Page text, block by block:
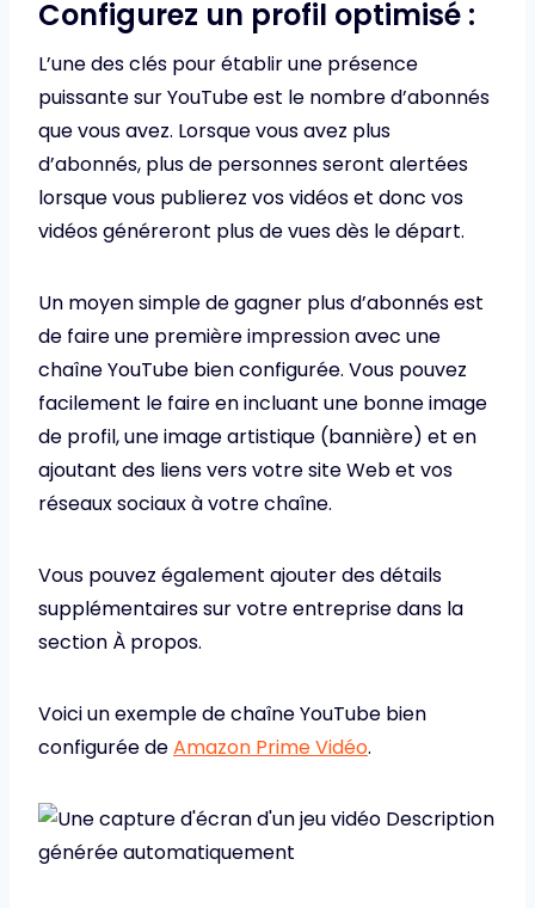
Configurez un profil optimisé :
L’une des clés pour établir une présence
puissante sur YouTube est le nombre d’abonnés
que vous avez. Lorsque vous avez plus
d’abonnés, plus de personnes seront alertées
lorsque vous publierez vos vidéos et donc vos
vidéos généreront plus de vues dès le départ.
Un moyen simple de gagner plus d’abonnés est
de faire une première impression avec une
chaîne YouTube bien configurée. Vous pouvez
facilement le faire en incluant une bonne image
de profil, une image artistique (bannière) et en
ajoutant des liens vers votre site Web et vos
réseaux sociaux à votre chaîne.
Vous pouvez également ajouter des détails
supplémentaires sur votre entreprise dans la
section À propos.
Voici un exemple de chaîne YouTube bien
configurée deAmazon Prime Vidéo.